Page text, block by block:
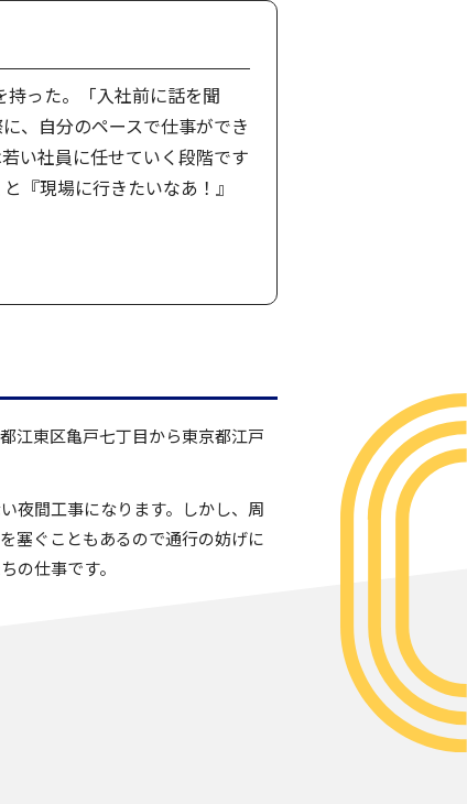
った。「入社前に話を聞
、自分のペースで仕事ができ
い社員に任せていく段階です
『現場に行きたいなあ！』
江東区亀戸七丁目から東京都江戸
夜間工事になります。しかし、周
塞ぐこともあるので通行の妨げに
の仕事です。